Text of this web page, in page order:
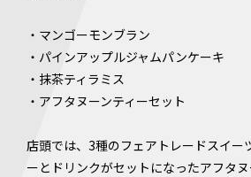
・マンゴーモンブラン
・パインアップルジャムパンケーキ
・抹茶ティラミス
・アフタヌーンティーセット
店頭では、3種のフェアトレードスイー
ーとドリンクがセットになったアフタ